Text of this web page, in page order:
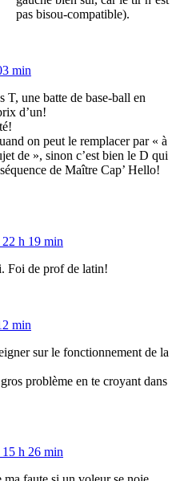
pas bisou-compatible).
min
T, une batte de base-ball en
d’un!
on peut le remplacer par « à
de », sinon c’est bien le D qui
de Maître Cap’ Hello!
h 19 min
Foi de prof de latin!
min
sur le fonctionnement de la
problème en te croyant dans
h 26 min